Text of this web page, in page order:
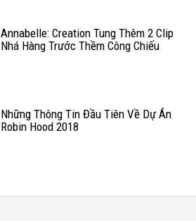
Annabelle: Creation Tung Thêm 2 Clip
Nhá Hàng Trước Thềm Công Chiếu
Những Thông Tin Đầu Tiên Về Dự Án
Robin Hood 2018